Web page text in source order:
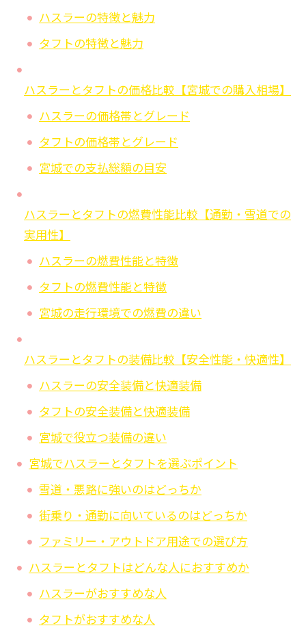
ハスラーの特徴と魅力
タフトの特徴と魅力
ハスラーとタフトの価格比較【宮城での購入相場】
ハスラーの価格帯とグレード
タフトの価格帯とグレード
宮城での支払総額の目安
ハスラーとタフトの燃費性能比較【通勤・雪道での
実用性】
ハスラーの燃費性能と特徴
タフトの燃費性能と特徴
宮城の走行環境での燃費の違い
ハスラーとタフトの装備比較【安全性能・快適性】
ハスラーの安全装備と快適装備
タフトの安全装備と快適装備
宮城で役立つ装備の違い
宮城でハスラーとタフトを選ぶポイント
雪道・悪路に強いのはどっちか
街乗り・通勤に向いているのはどっちか
ファミリー・アウトドア用途での選び方
ハスラーとタフトはどんな人におすすめか
ハスラーがおすすめな人
タフトがおすすめな人